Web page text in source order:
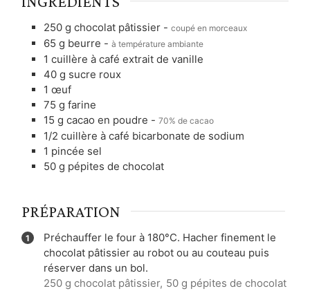
250 g chocolat pâtissier - coupé en morceaux
65 g beurre - à température ambiante
1 cuillère à café extrait de vanille
40 g sucre roux
1 œuf
75 g farine
15 g cacao en poudre - 70% de cacao
1/2 cuillère à café bicarbonate de sodium
1 pincée sel
50 g pépites de chocolat
PRÉPARATION
Préchauffer le four à 180°C. Hacher finement le
chocolat pâtissier au robot ou au couteau puis
réserver dans un bol.
250 g chocolat pâtissier, 50 g pépites de chocolat